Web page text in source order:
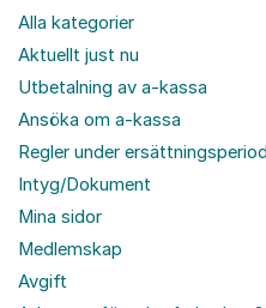
Alla kategorier
Aktuellt just nu
Utbetalning av a-kassa
Ansöka om a-kassa
Regler under
Intyg/Dokument
Mina sidor
Medlemskap
Avgift